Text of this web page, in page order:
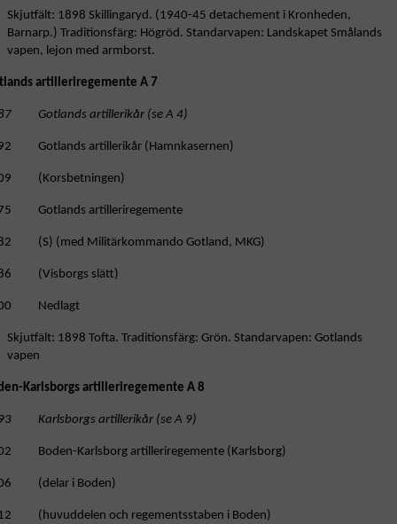
Skjutfält: 1898 Skillingaryd. (1940-45 detachement i Kronheden,
Barnarp.) Traditionsfärg: Högröd. Standarvapen: Landskapet Smålands
vapen, lejon med armborst.
artilleriregemente A 7
Gotlands artillerikår (se A 4)
Gotlands artillerikår (Hamnkasernen)
(Korsbetningen)
Gotlands artilleriregemente
(S) (med Militärkommando Gotland, MKG)
(Visborgs slätt)
Nedlagt
Skjutfält: 1898 Tofta. Traditionsfärg: Grön. Standarvapen: Gotlands
vapen
Karlsborgs artilleriregemente A 8
Karlsborgs artillerikår (se A 9)
Boden-Karlsborg artilleriregemente (Karlsborg)
(delar i Boden)
(huvuddelen och regementsstaben i Boden)